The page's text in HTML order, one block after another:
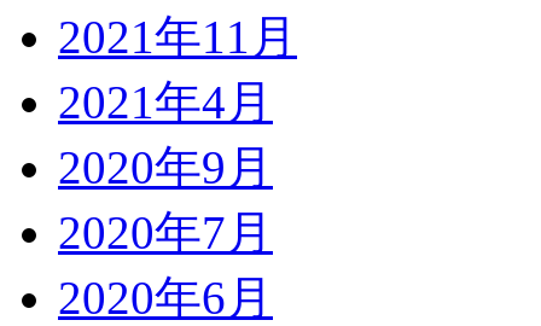
2021年11月
2021年4月
2020年9月
2020年7月
2020年6月